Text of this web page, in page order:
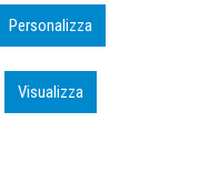
Personalizza
Visualizza